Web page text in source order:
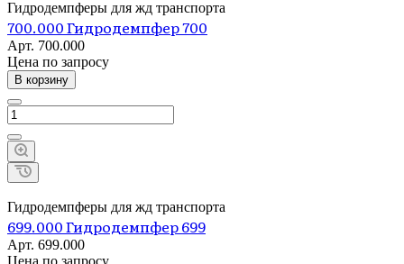
Гидродемпферы для жд транспорта
700.000 Гидродемпфер 700
Арт. 700.000
Цена по запросу
В корзину
Гидродемпферы для жд транспорта
699.000 Гидродемпфер 699
Арт. 699.000
Цена по запросу